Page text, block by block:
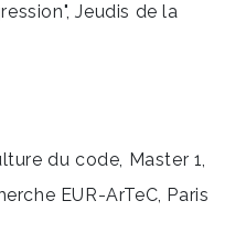
Jeudis de la
du code, Master 1,
EUR-ArTeC, Paris